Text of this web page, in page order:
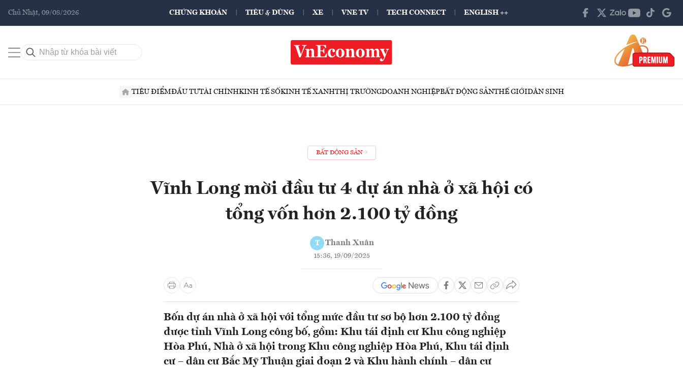
Chủ Nhật, 09/08/2026 CHỨNG KHOÁN TIÊU & DÙNG XE VNE TV TECH CONNECT ENGLISH ++
TIÊU ĐIỂMĐẦU TƯTÀI CHÍNHKINH TẾ SỐKINH TẾ XANHTHỊ TRƯỜNGDOANH NGHIỆPBẤT ĐỘNG SẢNTHẾ GIỚIDÂN SINH
BẤT ĐỘNG SẢN
Vĩnh Long mời đầu tư 4 dự án nhà ở xã hội có
tổng vốn hơn 2.100 tỷ đồng
T Thanh Xuân
15:36, 19/09/2025
Bốn dự án nhà ở xã hội với tổng mức đầu tư sơ bộ hơn 2.100 tỷ đồng
được tỉnh Vĩnh Long công bố, gồm: Khu tái định cư Khu công nghiệp
Hòa Phú, Nhà ở xã hội trong Khu công nghiệp Hòa Phú, Khu tái định
cư – dân cư Bắc Mỹ Thuận giai đoạn 2 và Khu hành chính – dân cư